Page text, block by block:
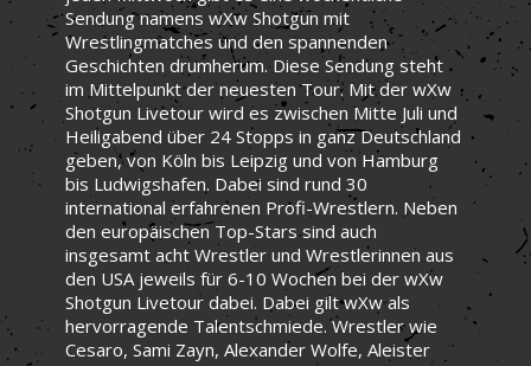
Sendung namens wXw Shotgun mit
Wrestlingmatches und den spannenden
Geschichten drumherum. Diese Sendung steht
im Mittelpunkt der neuesten Tour. Mit der wXw
Shotgun Livetour wird es zwischen Mitte Juli und
Heiligabend über 24 Stopps in ganz Deutschland
geben, von Köln bis Leipzig und von Hamburg
bis Ludwigshafen. Dabei sind rund 30
international erfahrenen Profi-Wrestlern. Neben
den europäischen Top-Stars sind auch
insgesamt acht Wrestler und Wrestlerinnen aus
den USA jeweils für 6-10 Wochen bei der wXw
Shotgun Livetour dabei. Dabei gilt wXw als
hervorragende Talentschmiede. Wrestler wie
Cesaro, Sami Zayn, Alexander Wolfe, Aleister